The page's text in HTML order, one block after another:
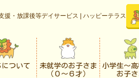
援・放課後等デイサービス | ハッピーテラス
ついて
未就学のお子さま
（０〜６才）
小学生〜
お子さ